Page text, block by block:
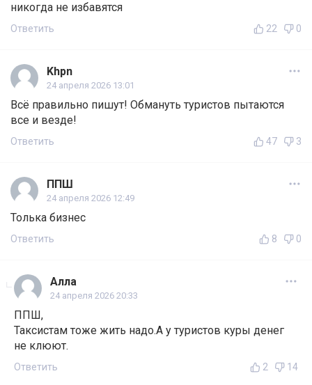
никогда не избавятся
Ответить 22 0
Khpn
24 апреля 2026 13:01
Всё правильно пишут! Обмануть туристов пытаются
все и везде!
Ответить 47 3
ППШ
24 апреля 2026 12:49
Толька бизнес
Ответить 8 0
Алла
24 апреля 2026 20:33
ППШ,
Таксистам тоже жить надо.А у туристов куры денег
не клюют.
Ответить 2 14